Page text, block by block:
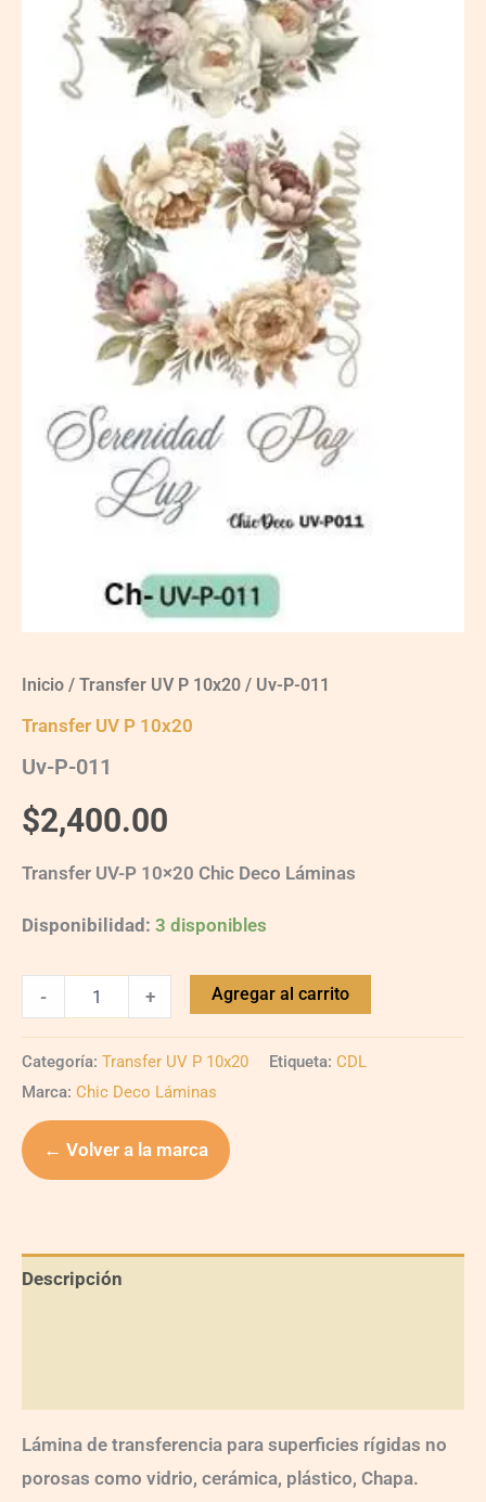
Inicio / Transfer UV P 10x20 / Uv-P-011
Transfer UV P 10x20
Uv-P-011
$2,400.00
Transfer UV-P 10×20 Chic Deco Láminas
Disponibilidad: 3 disponibles
- + Agregar al carrito
Categoría: Transfer UV P 10x20 Etiqueta: CDL
Marca: Chic Deco Láminas
← Volver a la marca
Descripción
Lámina de transferencia para superficies rígidas no
porosas como vidrio, cerámica, plástico, Chapa.